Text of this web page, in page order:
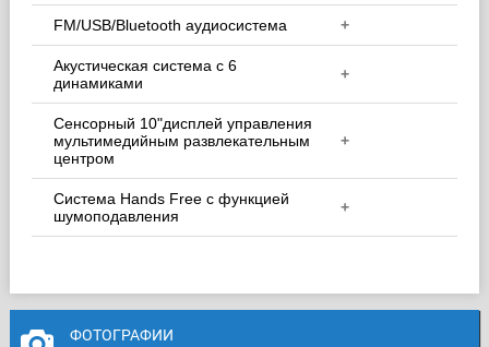
FM/USB/Bluetooth аудиосистема +
Акустическая система с 6
динамиками
+
Сенсорный 10"дисплей управления
мультимедийным развлекательным
центром
+
Система Hands Free с функцией
шумоподавления
+
ФОТОГРАФИИ